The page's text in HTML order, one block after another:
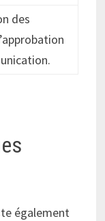
des
également